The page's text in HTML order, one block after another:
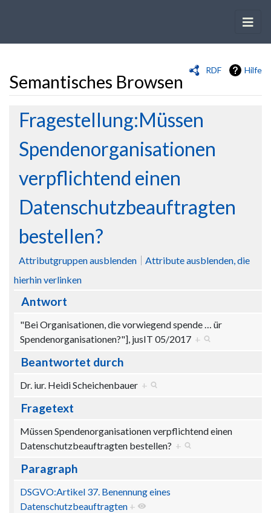
RDF Hilfe
Semantisches Browsen
Wechseln zu: Navigation
Fragestellung:Müssen
Spendenorganisationen
verpflichtend einen
Datenschutzbeauftragten
bestellen?
Attributgruppen ausblenden
Attribute ausblenden, die
hierhin verlinken
Antwort
"Bei Organisationen, die vorwiegend spende… ür
Spendenorganisationen?"], jusIT 05/2017 +
Beantwortet durch
Dr. iur. Heidi Scheichenbauer +
Fragetext
Müssen Spendenorganisationen verpflichtend einen
Datenschutzbeauftragten bestellen? +
Paragraph
DSGVO:Artikel 37. Benennung eines
Datenschutzbeauftragten +